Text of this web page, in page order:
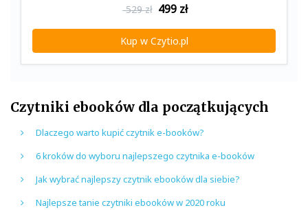
529 zł 499 zł
Kup w Czytio.pl
Czytniki ebooków dla początkujących
Dlaczego warto kupić czytnik e-booków?
6 kroków do wyboru najlepszego czytnika e-booków
Jak wybrać najlepszy czytnik ebooków dla siebie?
Najlepsze tanie czytniki ebooków w 2020 roku